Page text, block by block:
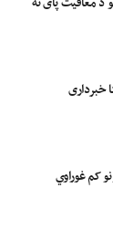
خبرداری
کم غوراوي